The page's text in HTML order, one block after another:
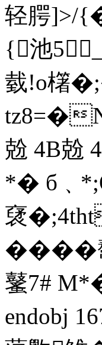
轻腭
{池5
臷!o櫡
tz8=�
兝 4 B
*�
裦
�
鼜7#
endobj